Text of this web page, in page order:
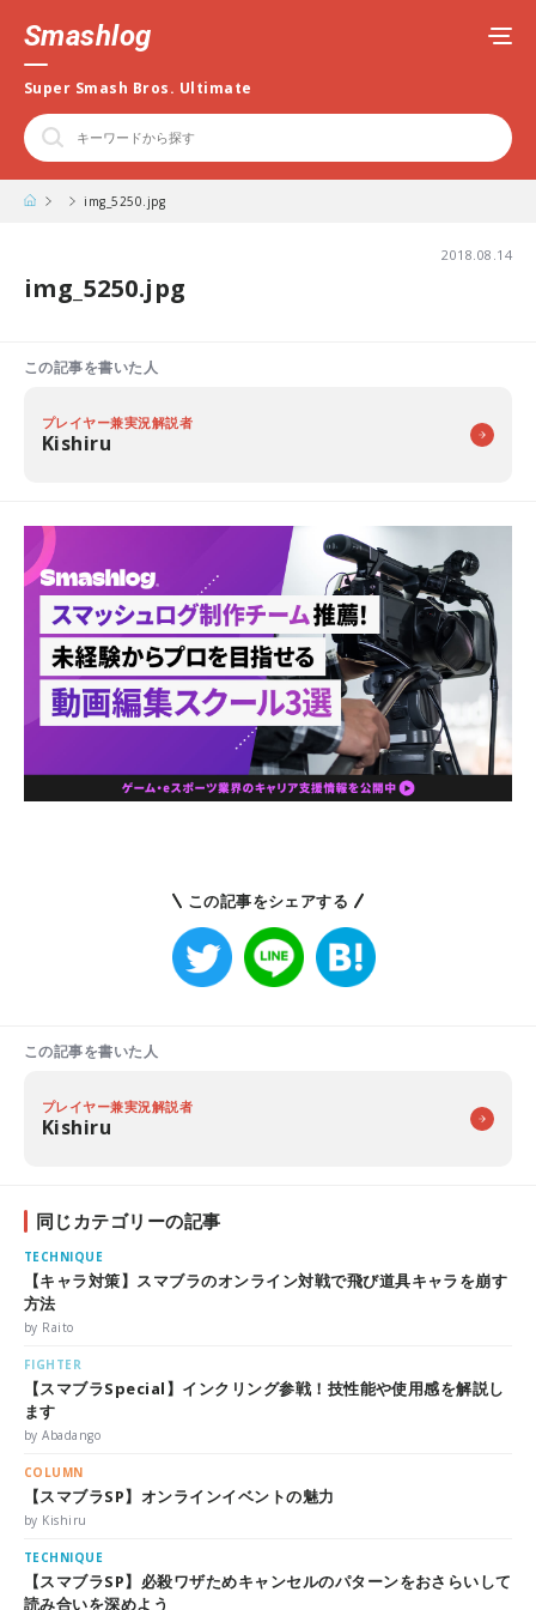
Smashlog
Super Smash Bros. Ultimate
img_5250.jpg
2018.08.14
img_5250.jpg
この記事を書いた人
プレイヤー兼実況解説者
Kishiru
この記事をシェアする
この記事を書いた人
プレイヤー兼実況解説者
Kishiru
同じカテゴリーの記事
TECHNIQUE
【キャラ対策】スマブラのオンライン対戦で飛び道具キャラを崩す
方法
by Raito
FIGHTER
【スマブラSpecial】インクリング参戦！技性能や使用感を解説し
ます
by Abadango
COLUMN
【スマブラSP】オンラインイベントの魅力
by Kishiru
TECHNIQUE
【スマブラSP】必殺ワザためキャンセルのパターンをおさらいして
読み合いを深めよう